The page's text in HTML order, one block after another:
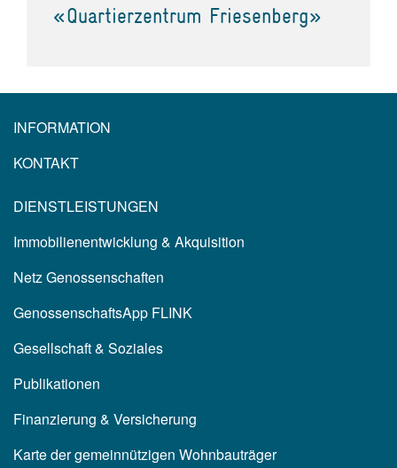
«Quartierzentrum Friesenberg»
INFORMATION
KONTAKT
DIENSTLEISTUNGEN
Immobilienentwicklung & Akquisition
Netz Genossenschaften
GenossenschaftsApp FLINK
Gesellschaft & Soziales
Publikationen
Finanzierung & Versicherung
Karte der gemeinnützigen Wohnbauträger